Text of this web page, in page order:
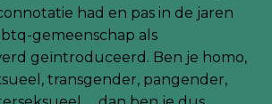
had en pas in de jaren
gemeenschap als
geïntroduceerd. Ben je homo,
transgender, pangender,